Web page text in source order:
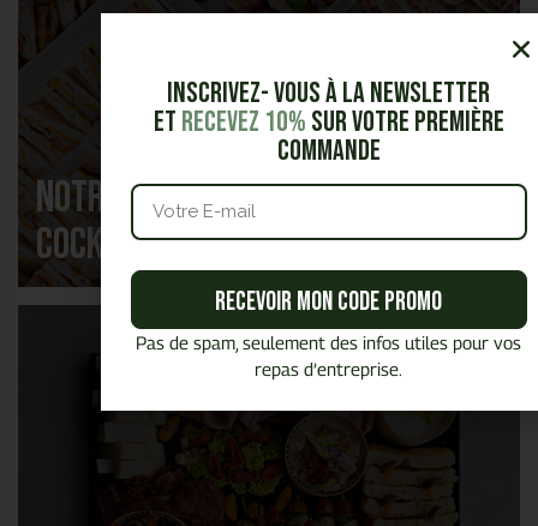
Notre offre
Cocktails & réceptions
Inscrivez- vous à la Newsletter
et Recevez 10% sur votre première
commande
Recevoir mon code promo
Pas de spam, seulement des infos utiles pour vos
repas d’entreprise.